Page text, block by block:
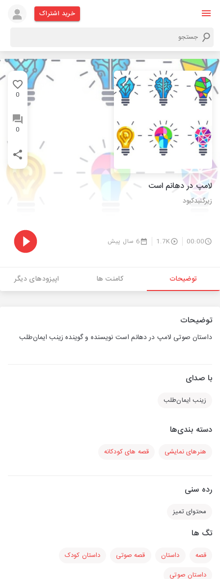
خرید اشتراک
0
0
لامپ در دهانم است
زیرگنبدکبود
00:00
1.7K 6 سال پیش
توضیحات کامنت ها اپیزودهای دیگر
توضیحات
داستان صوتی لامپ در دهانم است نویسنده و گوینده زینب ایمان‌طلب
با صدای
زینب ایمان‌طلب
دسته بندی‌ها
هنرهای نمایشی قصه های کودکانه
رده سنی
محتوای تمیز
تگ ها
قصه داستان قصه صوتی
داستان کودک
داستان صوتی